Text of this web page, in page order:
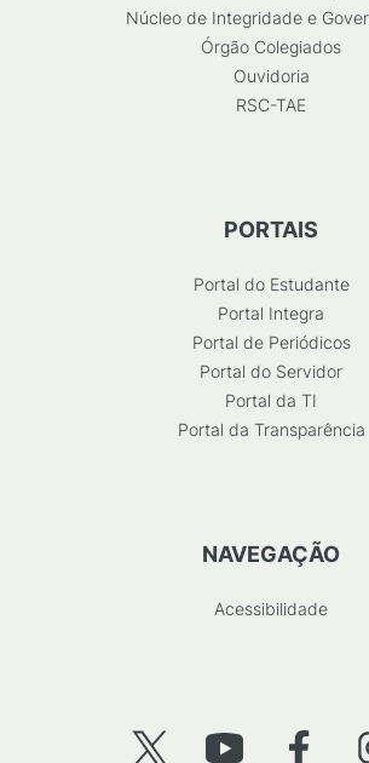
Núcleo de Integridade e
Órgão Colegiados
Ouvidoria
RSC-TAE
PORTAIS
Portal do Estudante
Portal Integra
Portal de Periódicos
Portal do Servidor
Portal da TI
Portal da Transparência
NAVEGAÇÃO
Acessibilidade